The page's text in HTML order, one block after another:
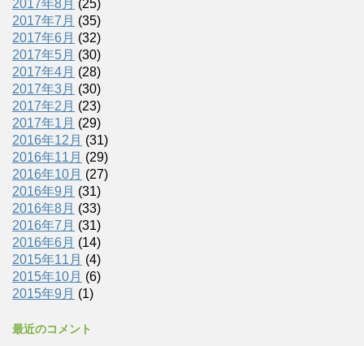
2017年8月 (25)
2017年7月 (35)
2017年6月 (32)
2017年5月 (30)
2017年4月 (28)
2017年3月 (30)
2017年2月 (23)
2017年1月 (29)
2016年12月 (31)
2016年11月 (29)
2016年10月 (27)
2016年9月 (31)
2016年8月 (33)
2016年7月 (31)
2016年6月 (14)
2015年11月 (4)
2015年10月 (6)
2015年9月 (1)
最近のコメント